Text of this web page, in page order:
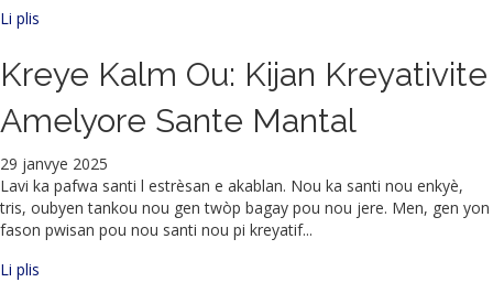
Li plis
Kreye Kalm Ou: Kijan Kreyativite
Amelyore Sante Mantal
29 janvye 2025
Lavi ka pafwa santi l estrèsan e akablan. Nou ka santi nou enkyè,
tris, oubyen tankou nou gen twòp bagay pou nou jere. Men, gen yon
fason pwisan pou nou santi nou pi kreyatif...
Li plis